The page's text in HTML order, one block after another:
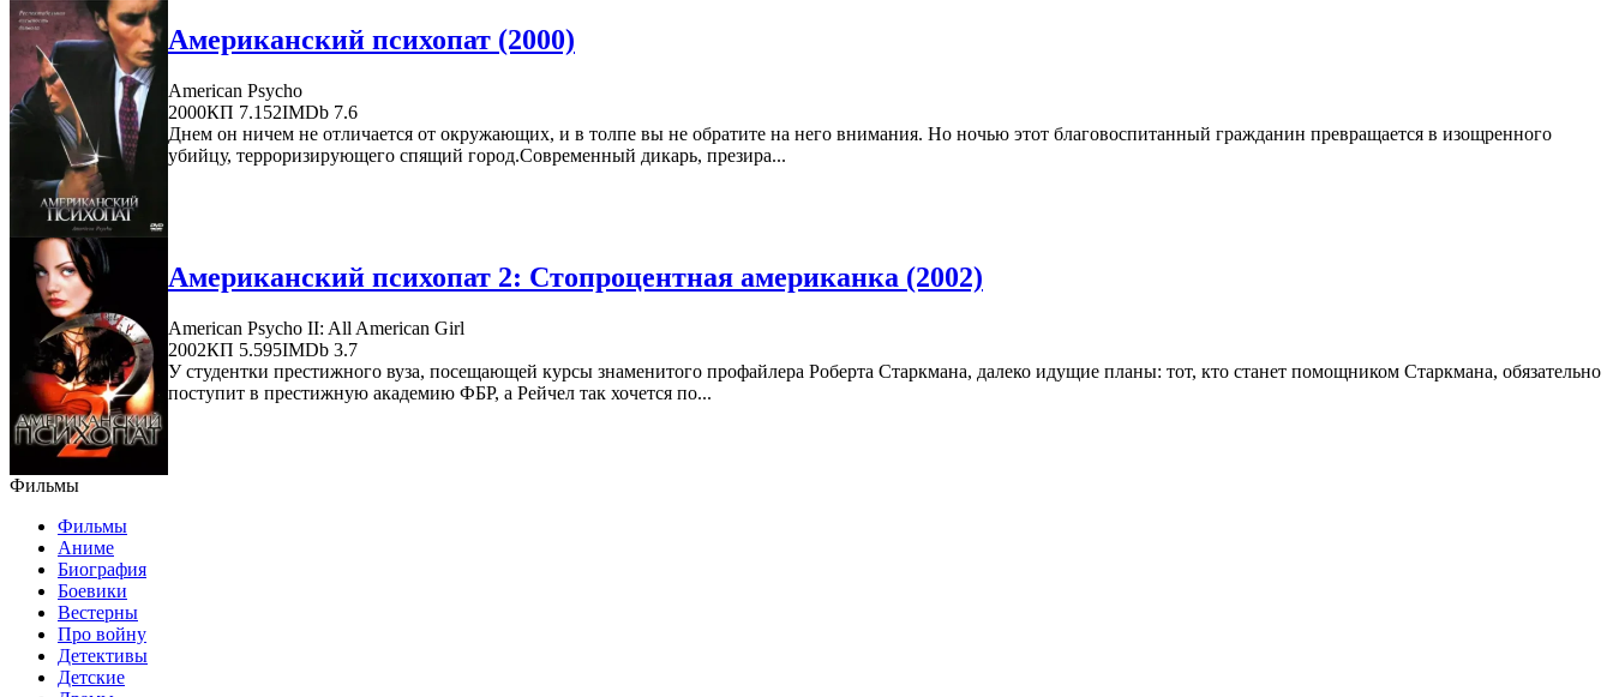
Американский психопат (2000)
American Psycho
2000КП 7.152IMDb 7.6
Днем он ничем не отличается от окружающих, и в толпе вы не обратите на него внимания. Но ночью этот благовоспитанный гражданин превращается в изощренного
убийцу, терроризирующего спящий город.Современный дикарь, презира...
Американский психопат 2: Стопроцентная американка (2002)
American Psycho II: All American Girl
2002КП 5.595IMDb 3.7
У студентки престижного вуза, посещающей курсы знаменитого профайлера Роберта Старкмана, далеко идущие планы: тот, кто станет помощником Старкмана, обязательно
поступит в престижную академию ФБР, а Рейчел так хочется по...
Фильмы
Фильмы
Аниме
Биография
Боевики
Вестерны
Про войну
Детективы
Детские